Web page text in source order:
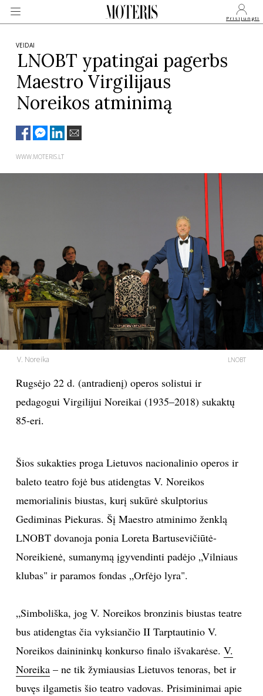
Prisijungti
VEIDAI
MADA
PSICHOLOGIJA
HOROSKOPAI
ASTROLOGIJA
POLITIKA
KULTŪRA
KINAS
MUZIKA
SPORTAS
FOTOGRAFIJA
MENAS
ORAI
VEIDAI
LNOBT ypatingai pagerbs
Maestro Virgilijaus
Noreikos atminimą
WWW.MOTERIS.LT
V. Noreika LNOBT
Rugsėjo 22 d. (antradienį) operos solistui ir
pedagogui Virgilijui Noreikai (1935–2018) sukaktų
85-eri.
Šios sukakties proga Lietuvos nacionalinio operos ir
baleto teatro fojė bus atidengtas V. Noreikos
memorialinis biustas, kurį sukūrė skulptorius
Gediminas Piekuras. Šį Maestro atminimo ženklą
LNOBT dovanoja ponia Loreta Bartusevičiūtė-
Noreikienė, sumanymą įgyvendinti padėjo „Vilniaus
klubas" ir paramos fondas „Orfėjo lyra".
„Simboliška, jog V. Noreikos bronzinis biustas teatre
bus atidengtas čia vyksiančio II Tarptautinio V.
Noreikos dainininkų konkurso finalo išvakarėse. V.
Noreika– ne tik žymiausias Lietuvos tenoras, bet ir
buvęs ilgametis šio teatro vadovas. Prisiminimai apie